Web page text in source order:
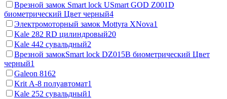
Врезной замок Smart lock USmart GOD Z001D
биометрический Цвет черный4
Электромоторный замок Mottyra XNova1
Kale 282 RD цилиндровый20
Kale 442 сувальдный2
Врезной замокSmart lock DZ015B биометрический Цвет
черный1
Galeon 8162
Krit А-8 полуавтомат1
Kale 252 сувальдный1